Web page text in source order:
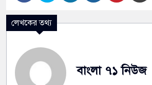
লেখকের তথ্য
বাংলা ৭১ নিউজ